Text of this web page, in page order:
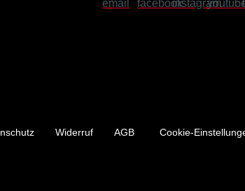
Widerruf AGB Cookie-